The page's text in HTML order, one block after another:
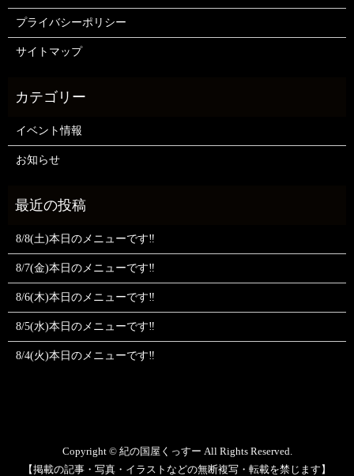
プライバシーポリシー
サイトマップ
イベント情報
お知らせ
8/8(土)本日のメニューです‼️
8/7(金)本日のメニューです‼️
8/6(木)本日のメニューです‼️
8/5(水)本日のメニューです‼️
8/4(火)本日のメニューです‼️
Copyright © 紀の国屋くっすー All Rights Reserved.
【掲載の記事・写真・イラストなどの無断複写・転載を禁じます】